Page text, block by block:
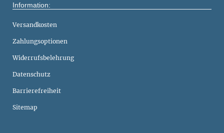
Information:
Versandkosten
Zahlungsoptionen
Widerrufsbelehrung
Datenschutz
Barrierefreiheit
Sitemap